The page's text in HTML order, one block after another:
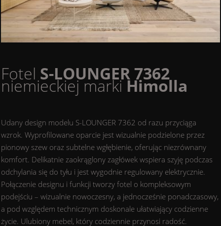
Fotel S-LOUNGER 7362
niemieckiej markiHimolla
Udany design modelu S-LOUNGER 7362 od razu przyciąga
wzrok. Wyprofilowane oparcie jest wizualnie podzielone przez
pionowy szew oraz subtelne wgłębienie, oferując niezrównany
komfort. Delikatnie zaokrąglony zagłówek wspiera szyję podczas
odchylania się do tyłu i jest wygodnie regulowany elektrycznie.
Połączenie designu i funkcji tworzy fotel o kompleksowym
podejściu – wizualnie nowoczesny, a jednocześnie ponadczasowy,
a pod względem technicznym doskonale ułatwiający codzienne
życie. Ulubiony mebel, który codziennie przynosi radość.